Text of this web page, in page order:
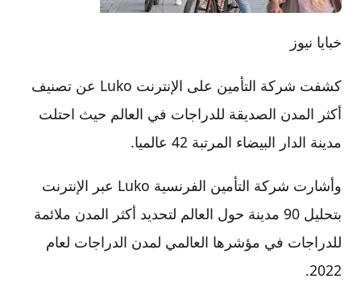
خبايا نيوز
كشفت شركة التأمين على الإنترنت Luko عن تصنيف
أكثر المدن الصديقة للدراجات في العالم حيث احتلت
مدينة الدار البيضاء المرتبة 42 عالميا.
وأشارت شركة التأمين الفرنسية Luko عبر الإنترنت
بتحليل 90 مدينة حول العالم لتحديد أكثر المدن ملائمة
للدراجات في مؤشرها العالمي لمدن الدراجات لعام
2022.